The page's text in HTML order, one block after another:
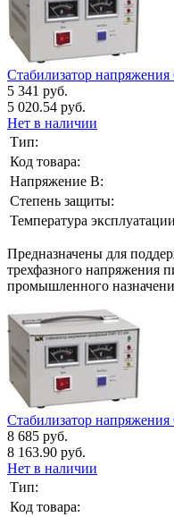
Стабилизатор
5 341 руб.
5 020.54 руб.
Нет в наличии
Тип:
Код товара:
Напряжение В:
Степень защиты:
Температура
Предназначены для
трехфазного напряжения
промышленного
Стабилизатор
8 685 руб.
8 163.90 руб.
Нет в наличии
Тип:
Код товара: